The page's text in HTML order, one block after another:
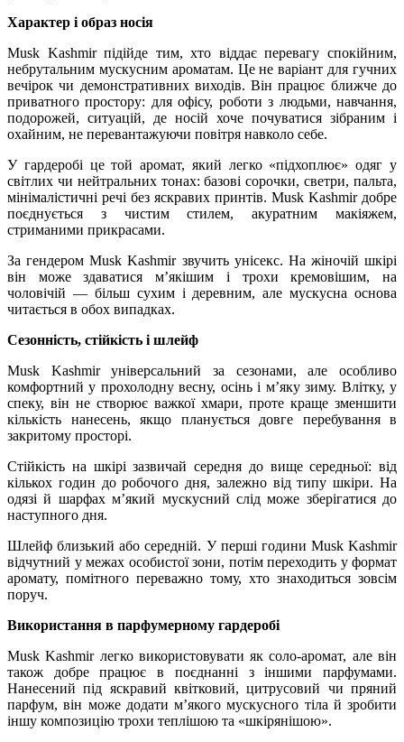
Характер і образ носія
Musk Kashmir підійде тим, хто віддає перевагу спокійним,
небрутальним мускусним ароматам. Це не варіант для гучних
вечірок чи демонстративних виходів. Він працює ближче до
приватного простору: для офісу, роботи з людьми, навчання,
подорожей, ситуацій, де носій хоче почуватися зібраним і
охайним, не перевантажуючи повітря навколо себе.
У гардеробі це той аромат, який легко «підхоплює» одяг у
світлих чи нейтральних тонах: базові сорочки, светри, пальта,
мінімалістичні речі без яскравих принтів. Musk Kashmir добре
поєднується з чистим стилем, акуратним макіяжем,
стриманими прикрасами.
За гендером Musk Kashmir звучить унісекс. На жіночій шкірі
він може здаватися м’якішим і трохи кремовішим, на
чоловічій — більш сухим і деревним, але мускусна основа
читається в обох випадках.
Сезонність, стійкість і шлейф
Musk Kashmir універсальний за сезонами, але особливо
комфортний у прохолодну весну, осінь і м’яку зиму. Влітку, у
спеку, він не створює важкої хмари, проте краще зменшити
кількість нанесень, якщо планується довге перебування в
закритому просторі.
Стійкість на шкірі зазвичай середня до вище середньої: від
кількох годин до робочого дня, залежно від типу шкіри. На
одязі й шарфах м’який мускусний слід може зберігатися до
наступного дня.
Шлейф близький або середній. У перші години Musk Kashmir
відчутний у межах особистої зони, потім переходить у формат
аромату, помітного переважно тому, хто знаходиться зовсім
поруч.
Використання в парфумерному гардеробі
Musk Kashmir легко використовувати як соло-аромат, але він
також добре працює в поєднанні з іншими парфумами.
Нанесений під яскравий квітковий, цитрусовий чи пряний
парфум, він може додати м’якого мускусного тіла й зробити
іншу композицію трохи теплішою та «шкірянішою».